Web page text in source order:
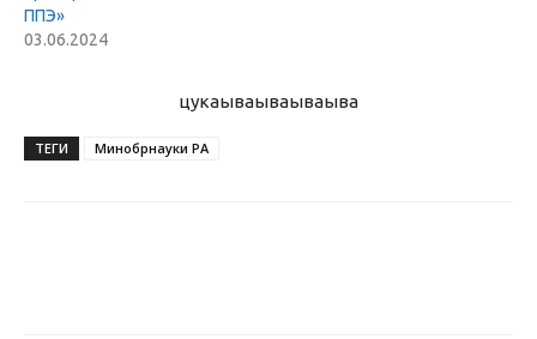
ППЭ»
03.06.2024
цукаываываываыва
ТЕГИ Минобрнауки РА